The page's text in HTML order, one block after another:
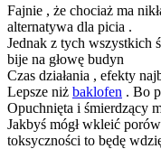
Fajnie , że chociaż ma
alternatywa dla picia .
Jednak z tych wszystkich
bije na głowę budyn
Czas działania , efekty
Lepsze niż baklofen . Bo
Opuchnięta i śmierdzący
Jakbyś mógł wkleić
toksyczności to będę